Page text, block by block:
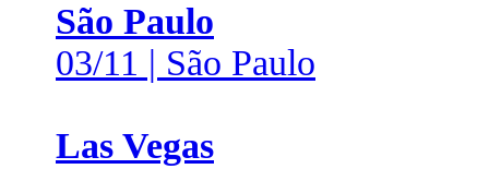
São Paulo
03/11 | São Paulo
Las Vegas